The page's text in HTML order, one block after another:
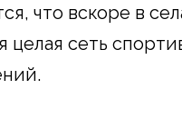
что вскоре в
целая сеть